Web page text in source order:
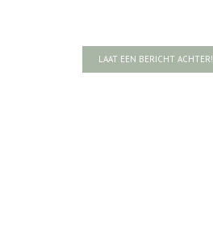
LAAT EEN BERICHT ACHTER!